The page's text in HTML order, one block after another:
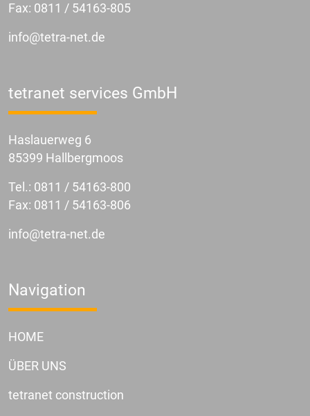
Fax: 0811 / 54163-805
info@tetra-net.de
tetranet services GmbH
Haslauerweg 6
85399 Hallbergmoos
Tel.: 0811 / 54163-800
Fax: 0811 / 54163-806
info@tetra-net.de
Navigation
HOME
ÜBER UNS
tetranet construction